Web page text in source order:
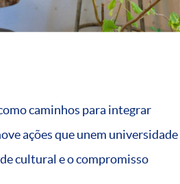
caminhos para integrar
ações que unem universidade
cultural e o compromisso